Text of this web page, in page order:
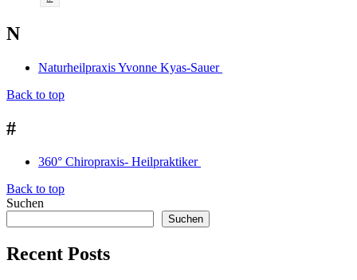
N
Naturheilpraxis Yvonne Kyas-Sauer
Back to top
#
360° Chiropraxis- Heilpraktiker
Back to top
Suchen
Suchen
Recent Posts